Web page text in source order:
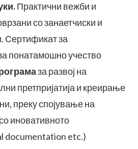
Практични вежби и
со занаетчиски и
Сертификат за
понатамошно учество
за развој на
претпријатија и креирање
преку спојување на
иновативното
documentation etc.)